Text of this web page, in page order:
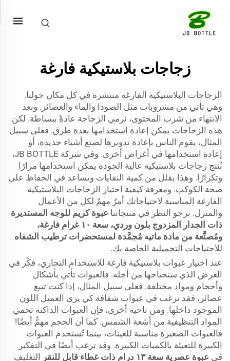
زجاجات بلاستيكية فارغة
الزجاجات البلاستيكية الفارغة منتشرة في كل مكان حولنا.
وهي تأتي من مشروبات مثل الصودا والماء والعصائر. وبعد
الانتهاء من شرب المحتوى، نرمي الزجاجة عادةً ببساطة. لكن
هذه الزجاجات يمكن إعادة استخدامها بعدة طرق. فعلى سبيل
المثال، يقوم الناس بإعادة تدويرها لصنع أشياء جديدة، أو
إعادة استخدامها في أغراض أخرى. وفي شركة JB BOTTLE،
نُنتج زجاجات بلاستيكية عالية الجودة يمكن استخدامها مرارًا
وتكرارًا. وهذا يقلل من كمية النفايات ويساعد في الحفاظ على
صحة الكوكب. ومعرفة كيفية اختيار الزجاجات البلاستيكية
الفارغة المناسبة لاحتياجاتك أمرٌ مهمٌ لكل من الأعمال
والمنزل. نرجو النظر في منتجاتنا عبوة كريم للوجه المستديرة
ذات الجدار المزدوج بلون وردي، سعة ١٠ غرام فارغة،
ومُصنَّعة من مادة ماتيه مُجمَّدة لمستحضرات ترطيب الشفاه
للاحتياجات التجميلية الخاصة بك.
عند اختيار عبوات بلاستيكية فارغة للاستخدام التجاري، فكّر في
الغرض الذي ستحتاجها من أجله. فالعبوات تأتي بأشكال
وأحجام ومواد مختلفة. فعلى سبيل المثال، إذا كنت تبيع
عصائر، فقد ترغب في عبوات شفافة كي يرى العميل اللون
الموجود داخلها. ومن ناحية أخرى، فإن العبوات الداكنة تحمي
المواد التنظيفية من أشعة الشمس. كما أن الحجم مهمٌّ أيضًا!
فالعبوات الصغيرة مناسبة للعينات، بينما تُستخدم العبوات
الكبيرة للتعبئة بالكميات الكبيرة. وقد ترغب أيضًا في التفكير
في عبوة عصرية سعة ١٣ درام ذات غطاء قابل للنقر
التغليف